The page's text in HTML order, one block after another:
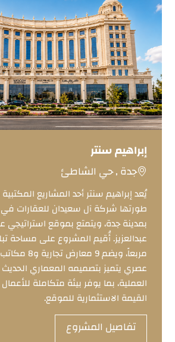
إبراهيم سنتر
جدة , حي الشاطئ
يُعد إبراهيم سنتر أحد المشاريع المكتبية
طورتها شركة آل سعيدان للعقارات
بمدينة جدة، ويتمتع بموقع
مربعاً، ويضم 9
عصري يتميز بتصميمه المعماري
العملية، بما يوفر بيئة متكاملة
القيمة الاستثمارية للموقع.
تفاصيل المشروع